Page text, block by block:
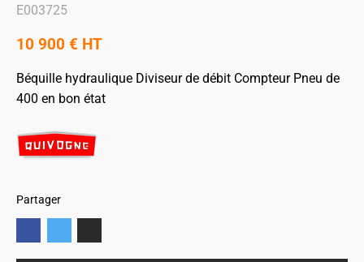
E003725
10 900 € HT
Béquille hydraulique Diviseur de débit Compteur Pneu de
400 en bon état
Partager